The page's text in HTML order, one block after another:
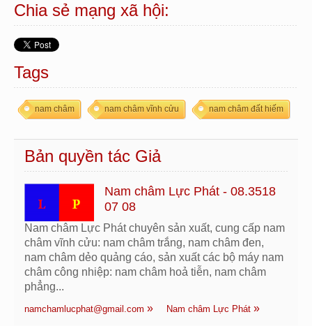
Chia sẻ mạng xã hội:
Tags
nam châm nam châm vĩnh cửu nam châm đất hiếm
Bản quyền tác Giả
Nam châm Lực Phát - 08.3518
07 08
Nam châm Lực Phát chuyên sản xuất, cung cấp nam
châm vĩnh cửu: nam châm trắng, nam châm đen,
nam châm dẻo quảng cáo, sản xuất các bộ máy nam
châm công nhiệp: nam châm hoả tiễn, nam châm
phẳng...
namchamlucphat@gmail.com Nam châm Lực Phát